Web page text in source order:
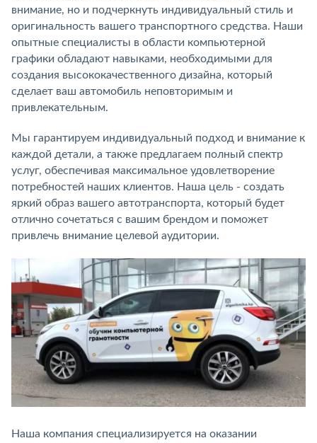
внимание, но и подчеркнуть индивидуальный стиль и
оригинальность вашего транспортного средства. Наши
опытные специалисты в области компьютерной
графики обладают навыками, необходимыми для
создания высококачественного дизайна, который
сделает ваш автомобиль неповторимым и
привлекательным.
Мы гарантируем индивидуальный подход и внимание к
каждой детали, а также предлагаем полный спектр
услуг, обеспечивая максимальное удовлетворение
потребностей наших клиентов. Наша цель - создать
яркий образ вашего автотранспорта, который будет
отлично сочетаться с вашим брендом и поможет
привлечь внимание целевой аудитории.
Наша компания специализируется на оказании